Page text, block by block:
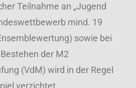
Teilnahme an „Jugend
mind. 19
sowie bei
der M2
(VdM) wird in der Regel
verzichtet